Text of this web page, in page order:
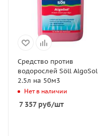
Средство против
водорослей Söll AlgoSol
2.5л на 50м3
Нет в наличии
7 357руб/шт